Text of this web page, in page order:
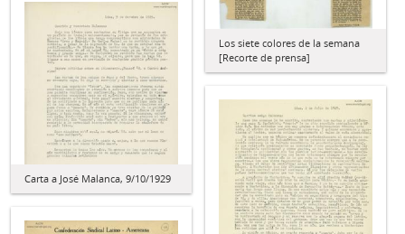
Los siete colores de la semana
[Recorte de prensa]
Carta a José Malanca, 9/10/1929